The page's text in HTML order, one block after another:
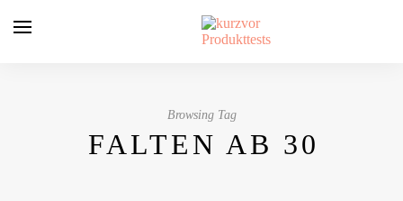
Browsing Tag
FALTEN AB 30